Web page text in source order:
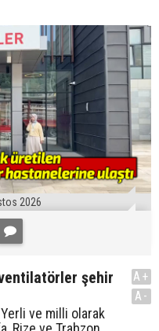
2026
şehir
ve milli olarak
A+
A-